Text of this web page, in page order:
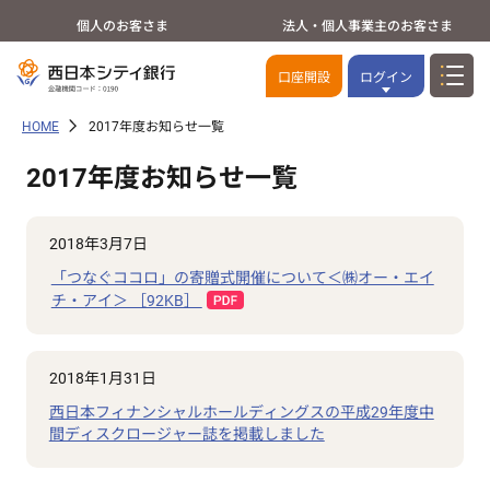
個人のお客さま 法人・個人事業主のお客さま
口座開設 ログイン
HOME 2017年度お知らせ一覧
2017年度お知らせ一覧
2018年3月7日
「つなぐココロ」の寄贈式開催について＜㈱オー・エイ
チ・アイ＞ ［92KB］
2018年1月31日
西日本フィナンシャルホールディングスの平成29年度中
間ディスクロージャー誌を掲載しました